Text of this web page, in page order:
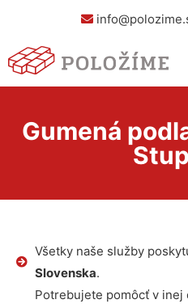
Gumená
Všetky naše služby
Slovenska.
Potrebujete pomôcť v inej